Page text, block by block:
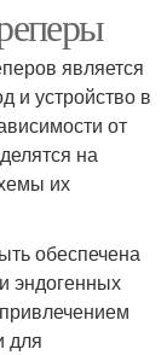
является
и устройство в
от
на
их
обеспечена
эндогенных
для